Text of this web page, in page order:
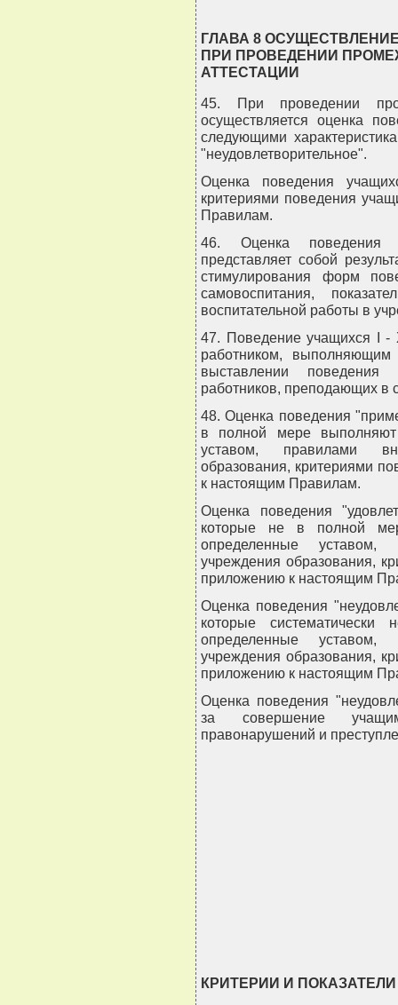
ГЛАВА 8
ПРИ ПРОВЕДЕНИИ
АТТЕСТАЦИИ
45. При проведении
осуществляется оценка
следующими
"неудовлетворительное".
Оценка поведения
критериями поведения
Правилам.
46. Оценка поведения
представляет собой
стимулирования форм
самовоспитания,
воспитательной работы в
47. Поведение учащихся I -
работником, выполняющим
выставлении поведения
работников, преподающих в
48. Оценка поведения
в полной мере выполняют
уставом, правилами
образования, критериями
к настоящим Правилам.
Оценка поведения
которые не в полной
определенные уставом,
учреждения образования,
приложению к настоящим
Оценка поведения
которые
определенные уставом,
учреждения образования,
приложению к настоящим
Оценка поведения
за совершение
правонарушений и
КРИТЕРИИ И